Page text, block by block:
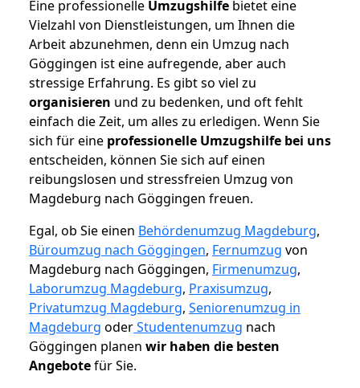
Eine professionelle Umzugshilfe bietet eine
Vielzahl von Dienstleistungen, um Ihnen die
Arbeit abzunehmen, denn ein Umzug nach
Göggingen ist eine aufregende, aber auch
stressige Erfahrung. Es gibt so viel zu
organisieren und zu bedenken, und oft fehlt
einfach die Zeit, um alles zu erledigen. Wenn Sie
sich für eine professionelle Umzugshilfe bei uns
entscheiden, können Sie sich auf einen
reibungslosen und stressfreien Umzug von
Magdeburg nach Göggingen freuen.
Egal, ob Sie einen Behördenumzug Magdeburg,
Büroumzug nach Göggingen, Fernumzug von
Magdeburg nach Göggingen, Firmenumzug,
Laborumzug Magdeburg, Praxisumzug,
Privatumzug Magdeburg, Seniorenumzug in
Magdeburg oderStudentenumzug nach
Göggingen planen wir haben die besten
Angebotefür Sie.